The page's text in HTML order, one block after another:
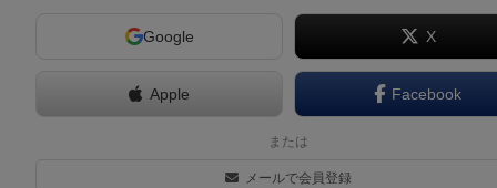
タイムオブサッカー
5.9
Google X
Apple Facebook
または
メールで会員登録